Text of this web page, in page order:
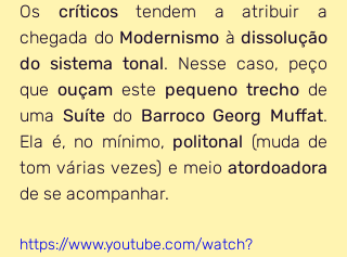
Os críticos tendem a atribuir a
chegada do Modernismo à dissolução
do sistema tonal. Nesse caso, peço
que ouçam este pequeno trecho de
uma Suíte do Barroco Georg Muffat.
Ela é, no mínimo, politonal (muda de
tom várias vezes) e meio
de se acompanhar.
https://www.youtube.com/watch?